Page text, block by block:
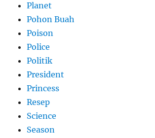
Planet
Pohon Buah
Poison
Police
Politik
President
Princess
Resep
Science
Season